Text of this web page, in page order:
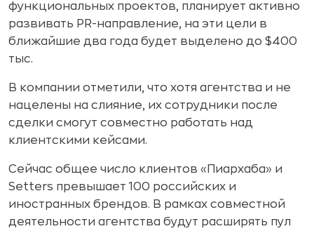
функциональных проектов, планирует активно
развивать PR-направление, на эти цели в
ближайшие два года будет выделено до $400
тыс.
В компании отметили, что хотя агентства и не
нацелены на слияние, их сотрудники после
сделки смогут совместно работать над
клиентскими кейсами.
Сейчас общее число клиентов «Пиархаба» и
Setters превышает 100 российских и
иностранных брендов. В рамках совместной
деятельности агентства будут расширять пул